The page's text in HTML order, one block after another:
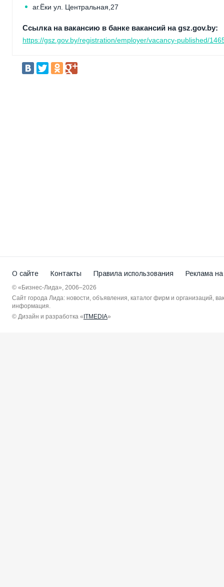
аг.Ёки ул. Центральная,27
Ссылка на вакансию в банке вакансий на gsz.gov.by:
https://gsz.gov.by/registration/employer/vacancy-published/
О сайте Контакты Правила использования Реклама
© «Бизнес-Лида», 2006–2026
Сайт города Лида: новости, объявления, каталог фирм и организаций,
информация.
© Дизайн и разработка « ITMEDIA»